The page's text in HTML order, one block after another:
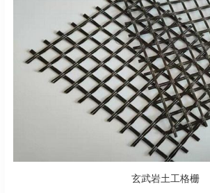
玄武岩土工格栅